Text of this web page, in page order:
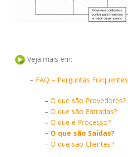
Veja mais em:
– FAQ – Perguntas Frequentes
– O que são Provedores?
– O que são Entradas?
– O que é Processo?
– O que são Saídas?
– O que são Clientes?